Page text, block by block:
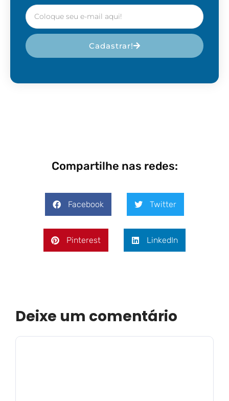
Cadastrar!
Compartilhe nas redes:
Facebook Twitter
Pinterest LinkedIn
Deixe um comentário